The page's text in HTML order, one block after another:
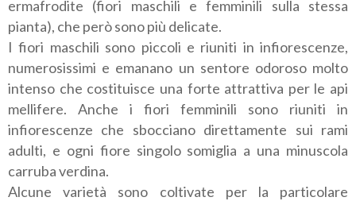
ermafrodite (fiori maschili e femminili sulla stessa
pianta), che però sono più delicate.
I fiori maschili sono piccoli e riuniti in infiorescenze,
numerosissimi e emanano un sentore odoroso molto
intenso che costituisce una forte attrattiva per le api
mellifere. Anche i fiori femminili sono riuniti in
infiorescenze che sbocciano direttamente sui rami
adulti, e ogni fiore singolo somiglia a una minuscola
carruba verdina.
Alcune varietà sono coltivate per la particolare